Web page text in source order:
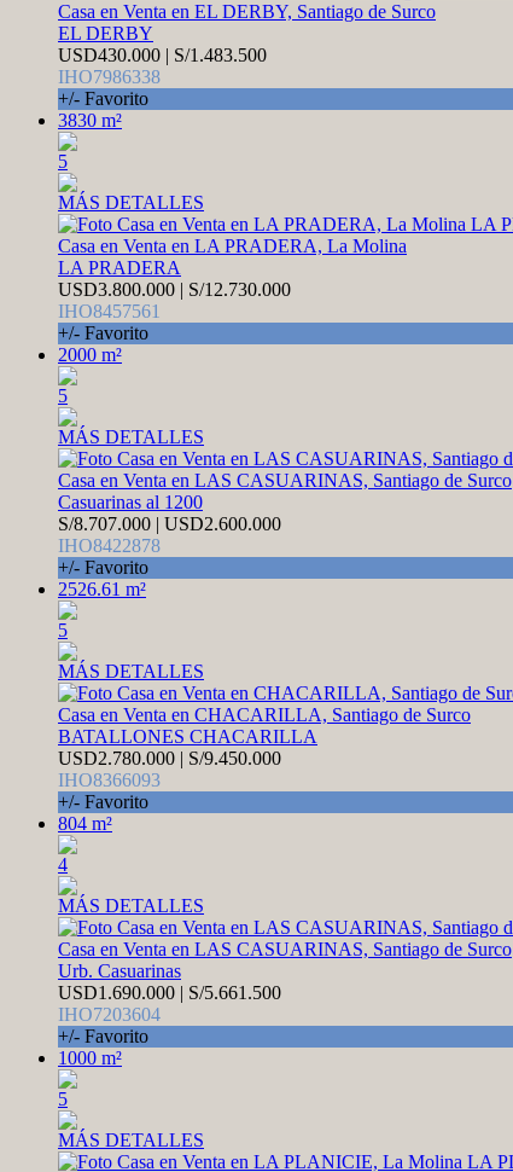
Casa en Venta en EL DERBY, Santiago de Surco
EL DERBY
USD430.000 | S/1.483.500
IHO7986338
+/- Favorito
3830 m²
5
MÁS DETALLES
Casa en Venta en LA PRADERA, La Molina
LA PRADERA
USD3.800.000 | S/12.730.000
IHO8457561
+/- Favorito
2000 m²
5
MÁS DETALLES
Casa en Venta en LAS CASUARINAS, Santiago de Surco
Casuarinas al 1200
S/8.707.000 | USD2.600.000
IHO8422878
+/- Favorito
2526.61 m²
5
MÁS DETALLES
Casa en Venta en CHACARILLA, Santiago de Surco
BATALLONES CHACARILLA
USD2.780.000 | S/9.450.000
IHO8366093
+/- Favorito
804 m²
4
MÁS DETALLES
Casa en Venta en LAS CASUARINAS, Santiago de Surco
Urb. Casuarinas
USD1.690.000 | S/5.661.500
IHO7203604
+/- Favorito
1000 m²
5
MÁS DETALLES